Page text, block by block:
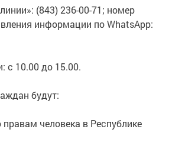
(843) 236-00-71; номер
информации по WhatsApp:
с 10.00 до 15.00.
будут:
человека в Республике